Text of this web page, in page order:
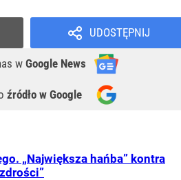
UDOSTĘPNIJ
w Google News
źródło w Google
„Największa hańba” kontra